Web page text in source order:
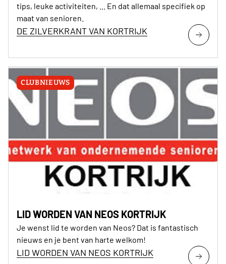
tips, leuke activiteiten, ... En dat allemaal specifiek op
maat van senioren.
DE ZILVERKRANT VAN KORTRIJK
CLUBNIEUWS
LID WORDEN VAN NEOS KORTRIJK
Je wenst lid te worden van Neos? Dat is fantastisch
nieuws en je bent van harte welkom!
LID WORDEN VAN NEOS KORTRIJK